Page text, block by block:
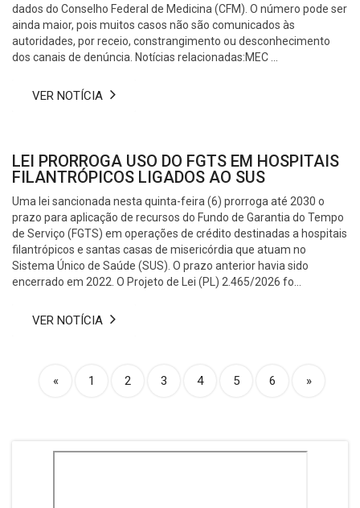
dados do Conselho Federal de Medicina (CFM). O número pode ser
ainda maior, pois muitos casos não são comunicados às
autoridades, por receio, constrangimento ou desconhecimento
dos canais de denúncia. Notícias relacionadas:MEC ...
VER NOTÍCIA
LEI PRORROGA USO DO FGTS EM HOSPITAIS
FILANTRÓPICOS LIGADOS AO SUS
Uma lei sancionada nesta quinta-feira (6) prorroga até 2030 o
prazo para aplicação de recursos do Fundo de Garantia do Tempo
de Serviço (FGTS) em operações de crédito destinadas a hospitais
filantrópicos e santas casas de misericórdia que atuam no
Sistema Único de Saúde (SUS). O prazo anterior havia sido
encerrado em 2022. O Projeto de Lei (PL) 2.465/2026 fo...
VER NOTÍCIA
« 1 (current)
2 3 4 5 6 »